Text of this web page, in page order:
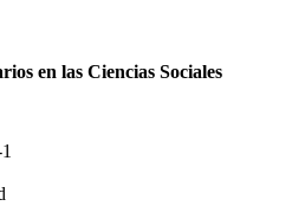
en las Ciencias Sociales